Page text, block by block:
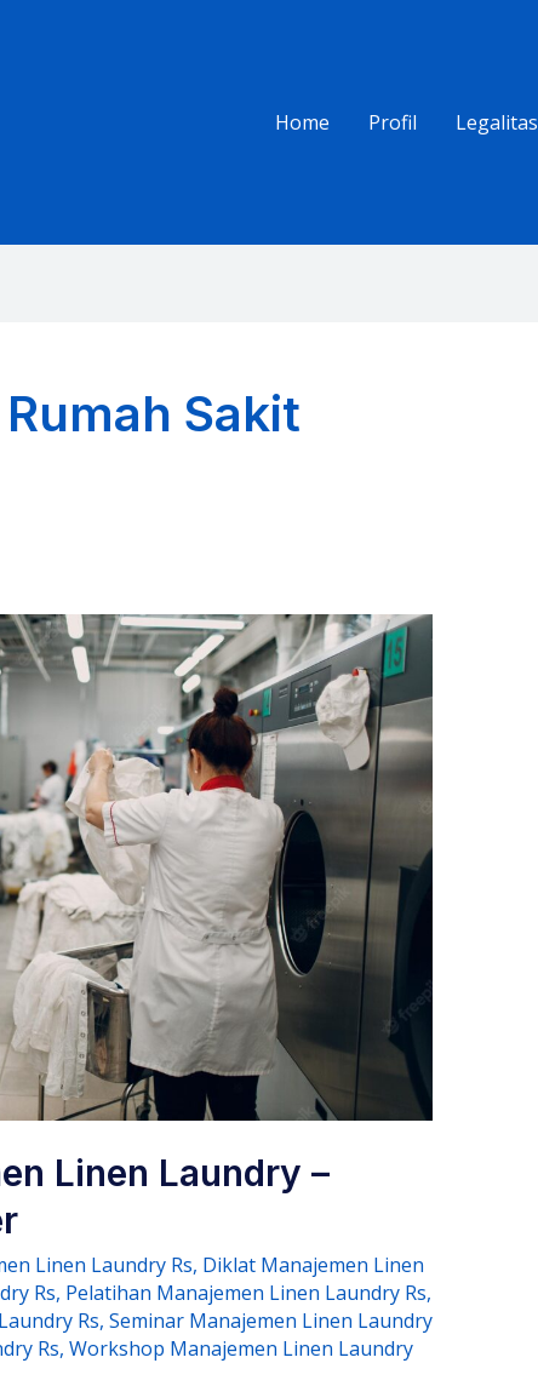
Home
Profil Legalitas
Sakit
Linen Laundry –
Linen Laundry Rs, Diklat Manajemen Linen
Rs, Pelatihan Manajemen Linen Laundry Rs,
Rs, Seminar Manajemen Linen Laundry
Rs, Workshop Manajemen Linen Laundry